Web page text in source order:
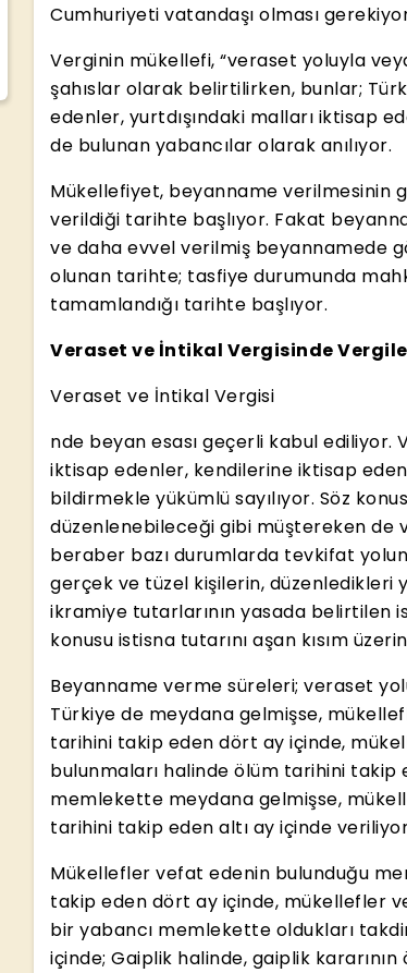
Cumhuriyeti vatandaşı olması
Verginin mükellefi, “veraset yoluyla
şahıslar olarak belirtilirken, bunlar;
edenler, yurtdışındaki malları iktisap
de bulunan yabancılar olarak anılıyor.
Mükellefiyet, beyanname verilmesinin
verildiği tarihte başlıyor. Fakat
ve daha evvel verilmiş beyannamede
olunan tarihte; tasfiye durumunda
tamamlandığı tarihte başlıyor.
Veraset ve İntikal Vergisinde
Veraset ve İntikal Vergisi
nde beyan esası geçerli kabul ediliyor.
iktisap edenler, kendilerine iktisap
bildirmekle yükümlü sayılıyor. Söz
düzenlenebileceği gibi müştereken de
beraber bazı durumlarda tevkifat
gerçek ve tüzel kişilerin, düzenledikleri
ikramiye tutarlarının yasada belirtilen
konusu istisna tutarını aşan kısım
Beyanname verme süreleri; veraset
Türkiye de meydana gelmişse,
tarihini takip eden dört ay içinde,
bulunmaları halinde ölüm tarihini takip
memlekette meydana gelmişse,
tarihini takip eden altı ay içinde
Mükellefler vefat edenin bulunduğu
takip eden dört ay içinde, mükellefler
bir yabancı memlekette oldukları
içinde; Gaiplik halinde, gaiplik